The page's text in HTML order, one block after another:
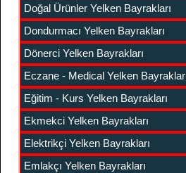
Doğal Ürünler Yelken Bayrakları
Dondurmacı Yelken Bayrakları
Dönerci Yelken Bayrakları
Eczane - Medical Yelken
Eğitim - Kurs Yelken Bayrakları
Ekmekci Yelken Bayrakları
Elektrikçi Yelken Bayrakları
Emlakçı Yelken Bayrakları